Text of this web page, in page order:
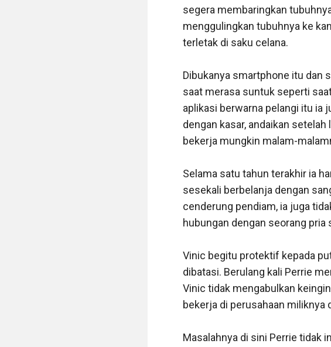
segera membaringkan
menggulingkan tubuhnya ke
terletak di saku celana.
Dibukanya smartphone itu dan
saat merasa suntuk seperti
aplikasi berwarna pelangi itu ia
dengan kasar, andaikan
bekerja mungkin malam-
Selama satu tahun terakhir ia
sesekali berbelanja dengan
cenderung pendiam, ia juga
hubungan dengan seorang
Vinic begitu protektif kepada
dibatasi. Berulang kali Perrie
Vinic tidak mengabulkan
bekerja di perusahaan
Masalahnya di sini Perrie tidak